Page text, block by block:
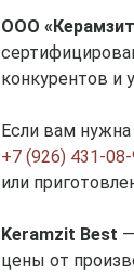
ООО
конкурентов и
Если вам
+7 (926) 431-
или
Keramzit Best
цены от